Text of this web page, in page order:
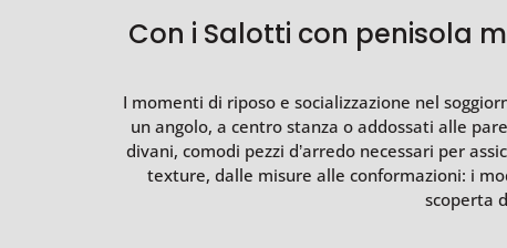
Con i Salotti con penisola
I momenti di riposo e socializzazione nel
un angolo, a centro stanza o addossati alle
divani, comodi pezzi d’arredo necessari per
texture, dalle misure alle conformazioni: i
scoperta